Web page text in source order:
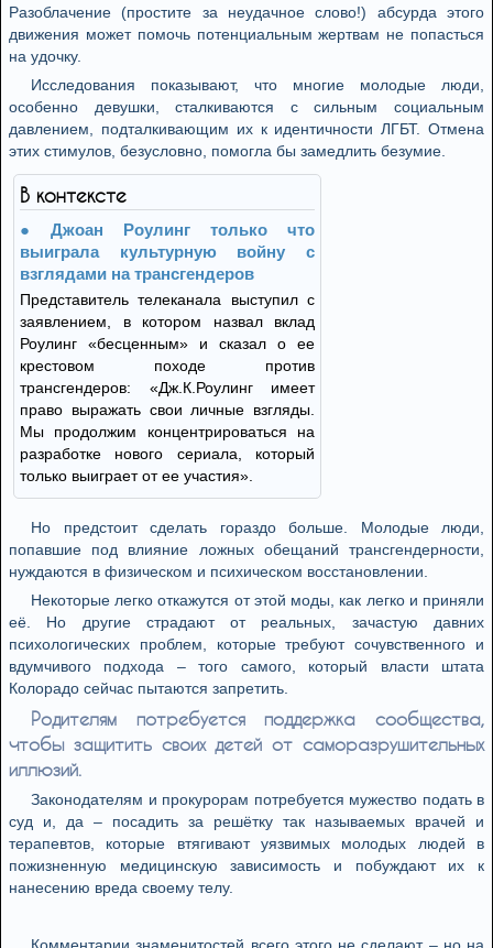
Разоблачение (простите за неудачное слово!) абсурда этого
движения может помочь потенциальным жертвам не попасться
на удочку.
Исследования показывают, что многие молодые люди,
особенно девушки, сталкиваются с сильным социальным
давлением, подталкивающим их к идентичности ЛГБТ. Отмена
этих стимулов, безусловно, помогла бы замедлить безумие.
В контексте
Джоан Роулинг только что
выиграла культурную войну с
взглядами на трансгендеров
Представитель телеканала выступил с
заявлением, в котором назвал вклад
Роулинг «бесценным» и сказал о ее
крестовом походе против
трансгендеров: «Дж.К.Роулинг имеет
право выражать свои личные взгляды.
Мы продолжим концентрироваться на
разработке нового сериала, который
только выиграет от ее участия».
Но предстоит сделать гораздо больше. Молодые люди,
попавшие под влияние ложных обещаний трансгендерности,
нуждаются в физическом и психическом восстановлении.
Некоторые легко откажутся от этой моды, как легко и приняли
её. Но другие страдают от реальных, зачастую давних
психологических проблем, которые требуют сочувственного и
вдумчивого подхода – того самого, который власти штата
Колорадо сейчас пытаются запретить.
Родителям потребуется поддержка сообщества,
чтобы защитить своих детей от саморазрушительных
иллюзий.
Законодателям и прокурорам потребуется мужество подать в
суд и, да – посадить за решётку так называемых врачей и
терапевтов, которые втягивают уязвимых молодых людей в
пожизненную медицинскую зависимость и побуждают их к
нанесению вреда своему телу.